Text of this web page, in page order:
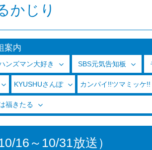
かじり
案内
ンズマン大好き SBS元気告知板
KYUSHUさんぽ カンパイ!!ツマミッケ!!
福きたる
16～10/31放送）